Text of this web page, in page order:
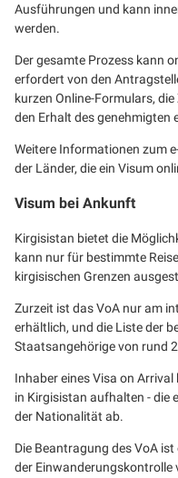
Ausführungen und kann
werden.
Der gesamte Prozess kann
erfordert von den
kurzen Online-Formulars,
den Erhalt des genehmigten
Weitere Informationen zum
der Länder, die ein Visum
Visum bei Ankunft
Kirgisistan bietet die
kann nur für bestimmte
kirgisischen Grenzen
Zurzeit ist das VoA nur am
erhältlich, und die Liste der
Staatsangehörige von rund
Inhaber eines Visa on
in Kirgisistan aufhalten - die
der Nationalität ab.
Die Beantragung des VoA
der Einwanderungskontrolle